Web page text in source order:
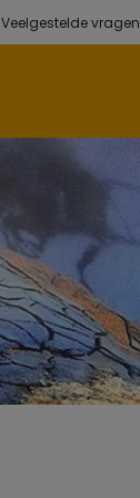
Veelgestelde vragen